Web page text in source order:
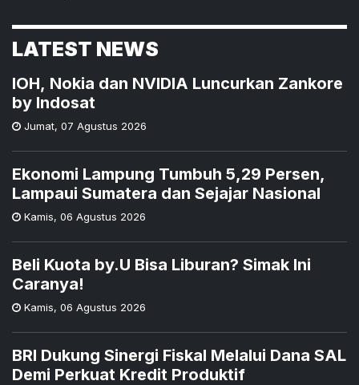
LATEST NEWS
IOH, Nokia dan NVIDIA Luncurkan Zankore
by Indosat
Jumat, 07 Agustus 2026
Ekonomi Lampung Tumbuh 5,29 Persen,
Lampaui Sumatera dan Sejajar Nasional
Kamis, 06 Agustus 2026
Beli Kuota by.U Bisa Liburan? Simak Ini
Caranya!
Kamis, 06 Agustus 2026
BRI Dukung Sinergi Fiskal Melalui Dana SAL
Demi Perkuat Kredit Produktif